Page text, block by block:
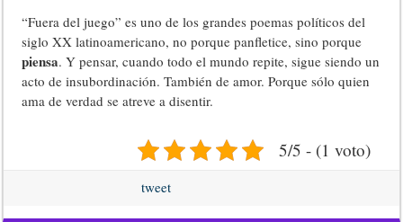
“Fuera del juego” es uno de los grandes poemas políticos del
siglo XX latinoamericano, no porque panfletice, sino porque
piensa. Y pensar, cuando todo el mundo repite, sigue siendo un
acto de insubordinación. También de amor. Porque sólo quien
ama de verdad se atreve a disentir.
5/5 - (1 voto)
tweet